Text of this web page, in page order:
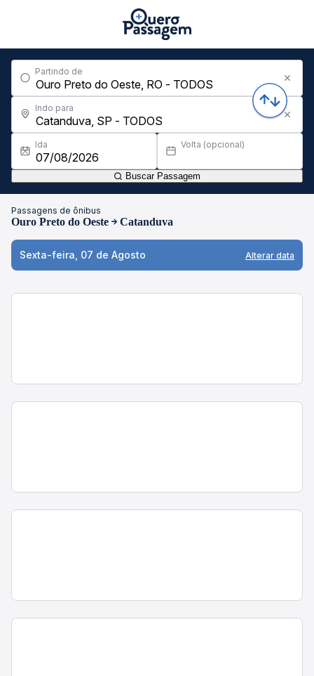
Partindo de
Indo para
Ida Volta (opcional)
Buscar Passagem
Passagens de ônibus
Ouro Preto do Oeste Catanduva
Sexta-feira, 07 de Agosto Alterar data